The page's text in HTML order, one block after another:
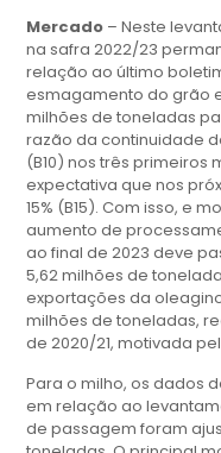
Mercado – Neste
na safra 2022/23
relação ao último
esmagamento do grão
milhões de toneladas
razão da continuidade
(B10) nos três primeiros
expectativa que nos
15% (B15). Com isso, e
aumento de
ao final de 2023 deve
5,62 milhões de
exportações da
milhões de toneladas,
de 2020/21, motivada
Para o milho, os dados
em relação ao
de passagem foram